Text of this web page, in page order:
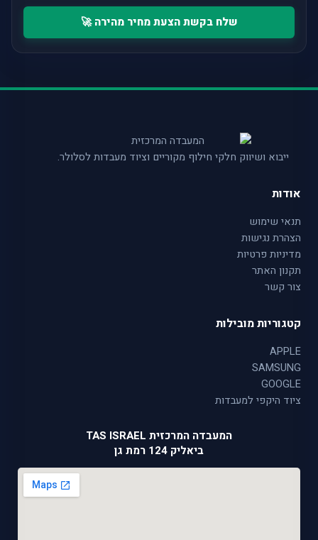
שלח בקשת הצעת מחיר מהירה 🚀
ייבוא ושיווק חלקי חילוף מקוריים וציוד מעבדות לסלולר.
אודות
תנאי שימוש
הצהרת נגישות
מדיניות פרטיות
תקנון האתר
צור קשר
קטגוריות מובילות
APPLE
SAMSUNG
GOOGLE
ציוד היקפי למעבדות
המעבדה המרכזית TAS ISRAEL
ביאליק 124 רמת גן